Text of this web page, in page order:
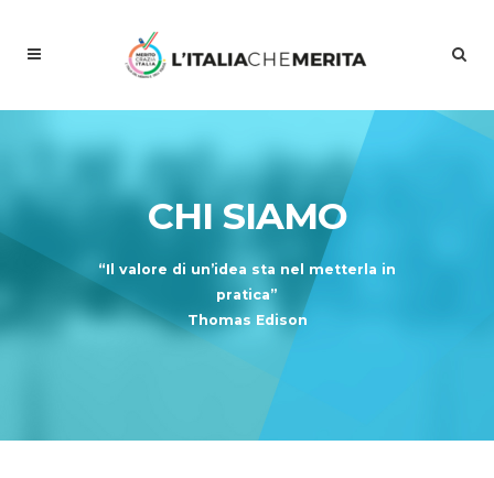
CHI SIAMO
“Il valore di un’idea sta nel metterla in
pratica”
Thomas Edison